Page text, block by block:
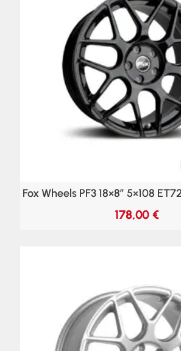
Fox Wheels PF3 18×8″ 5×108
178,00 €